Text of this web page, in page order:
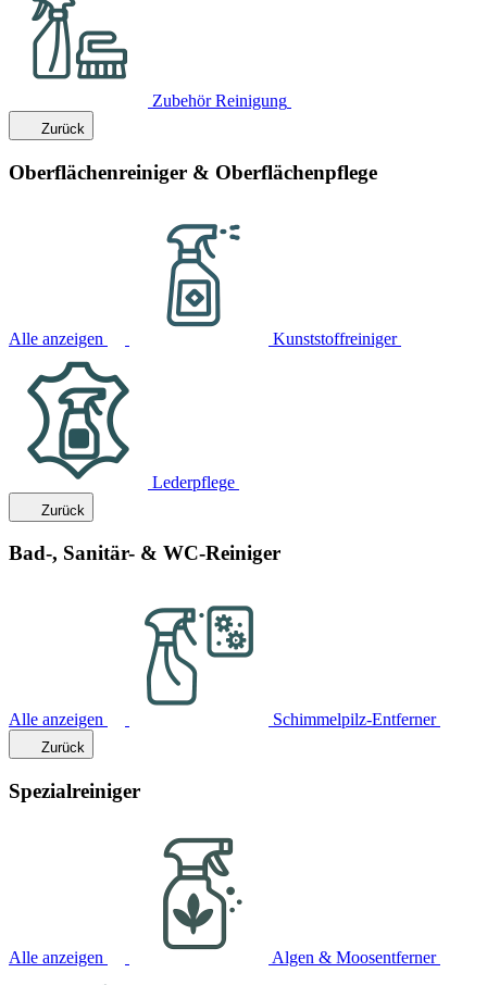
Zubehör Reinigung
Zurück
Oberflächenreiniger & Oberflächenpflege
Alle anzeigen Kunststoffreiniger
Lederpflege
Zurück
Bad-, Sanitär- & WC-Reiniger
Alle anzeigen Schimmelpilz-Entferner
Zurück
Spezialreiniger
Alle anzeigen Algen & Moosentferner